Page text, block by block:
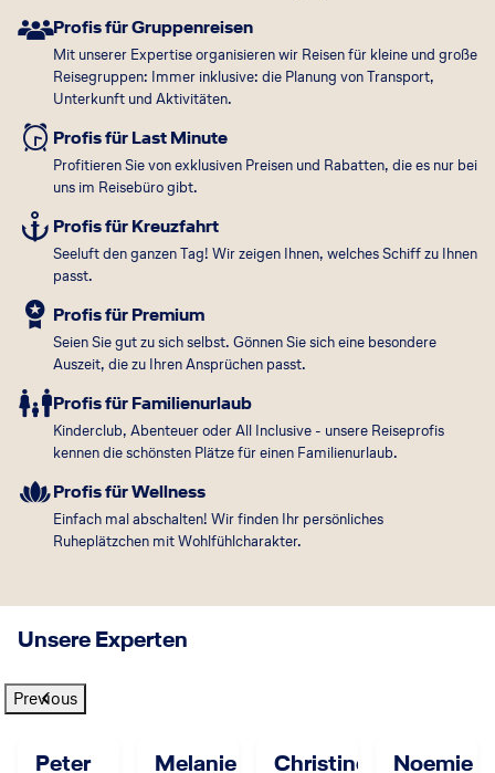
Technologie und mit der Expertise unserer Mitarbeiter
helfen wir Ihnen dabei, den schönsten Strand, den besten
Flug und das passende Hotel zu finden – und das in etwa 90
Ländern.
Urlaubs- und Geschäftsreisen aus einer Hand
auch um den reibungslosen Ablauf Ihrer Geschäftsreisen.
Unsere Mitarbeiter sind darauf spezialisiert, die
unterschiedlichsten Anforderungen und Bedürfnisse schnell
und professionell zu berücksichtigen, überall auf der Welt.
Wir kennen die Hotels mit den besten Konferenzräumen
und finden eine authentische Abendveranstaltung für Sie
und Ihre Kunden. Dabei lassen wir uns von unseren
Partnerbüros vor Ort unterstützen, so dass Sie für das
Mittagessen in Dubai auch gleich noch eine
Restaurantempfehlung bekommen. Egal ob touristisch oder
Sie jederzeit und überall auf die persönliche Beratung
kompetenter Mitarbeiter zählen.
Profis für Gruppenreisen
Mit unserer Expertise organisieren wir Reisen für kleine und große
Reisegruppen: Immer inklusive: die Planung von Transport,
Unterkunft und Aktivitäten.
Profis für Last Minute
Profitieren Sie von exklusiven Preisen und Rabatten, die es nur bei
uns im Reisebüro gibt.
Profis für Kreuzfahrt
Seeluft den ganzen Tag! Wir zeigen Ihnen, welches Schiff zu Ihnen
passt.
Profis für Premium
Seien Sie gut zu sich selbst. Gönnen Sie sich eine besondere
Auszeit, die zu Ihren Ansprüchen passt.
Profis für Familienurlaub
Kinderclub, Abenteuer oder All Inclusive - unsere Reiseprofis
kennen die schönsten Plätze für einen Familienurlaub.
Profis für Wellness
Einfach mal abschalten! Wir finden Ihr persönliches
Ruheplätzchen mit Wohlfühlcharakter.
Unsere Experten
Previous
Peter
Melanie
Christine
Noemie